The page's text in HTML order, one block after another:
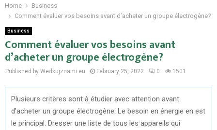
Home
Business
Comment évaluer vos besoins avant d’acheter un groupe électrogène?
Business
Comment évaluer vos besoins avant
d’acheter un groupe électrogène?
Published by Wedkujznami.eu February 25, 2022 0 1501
Plusieurs critères sont à étudier avec attention avant
d’acheter un groupe électrogène. Le besoin en énergie en est
le principal. Dresser une liste de tous les appareils qui